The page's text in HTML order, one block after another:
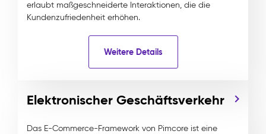
erlaubt maßgeschneiderte Interaktionen, die die
Kundenzufriedenheit erhöhen.
Weitere Details
Elektronischer Geschäftsverkehr
Das E-Commerce-Framework von Pimcore ist eine